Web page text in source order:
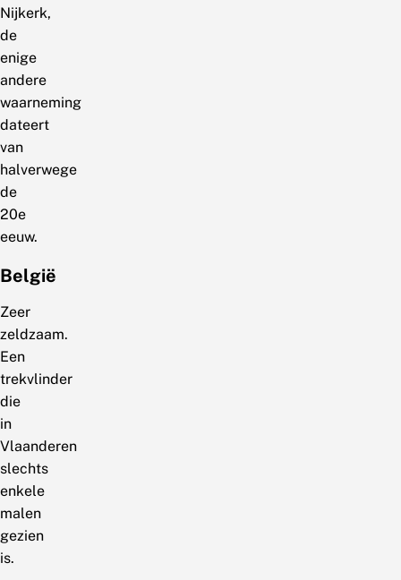
Nijkerk,
de
enige
andere
waarneming
dateert
van
halverwege
de
20e
eeuw.
België
Zeer
zeldzaam.
Een
trekvlinder
die
in
Vlaanderen
slechts
enkele
malen
gezien
is.